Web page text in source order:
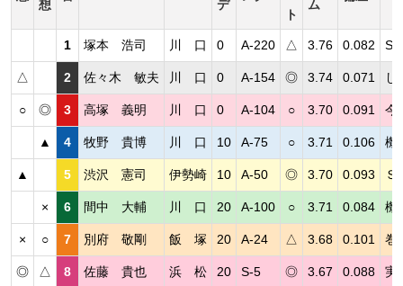
想
デ
ト
ム
1 塚本 浩司 川 口 0 A-220 △ 3.76 0.082 S
△ 2 佐々木 敏夫 川 口 0 A-154 ◎ 3.74 0.071 し
○ ◎ 3 高塚 義明 川 口 0 A-104 ○ 3.70 0.091 今
▲ 4 牧野 貴博 川 口 10 A-75 ○ 3.71 0.106 機
▲ 5 渋沢 憲司 伊勢崎 10 A-50 ◎ 3.70 0.093 Ｓ
× 6 間中 大輔 川 口 20 A-100 ○ 3.71 0.084 機
× ○ 7 別府 敬剛 飯 塚 20 A-24 △ 3.68 0.101 巻
◎ △ 8 佐藤 貴也 浜 松 20 S-5 ◎ 3.67 0.088 実